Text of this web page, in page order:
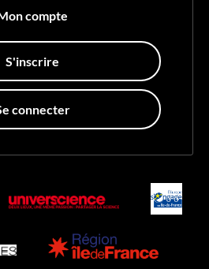
compte
S'inscrire
connecter